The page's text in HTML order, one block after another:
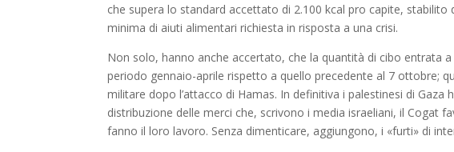
che supera lo standard accettato di 2.100 kcal pro capite, stabilito
minima di aiuti alimentari richiesta in risposta a una crisi.
Non solo, hanno anche accertato, che la quantità di cibo entrata
periodo gennaio-aprile rispetto a quello precedente al 7 ottobre;
militare dopo l’attacco di Hamas. In definitiva i palestinesi di
distribuzione delle merci che, scrivono i media israeliani, il Cogat
fanno il loro lavoro. Senza dimenticare, aggiungono, i «furti» di